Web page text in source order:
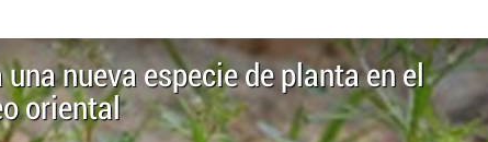
nueva especie de planta en el
oriental